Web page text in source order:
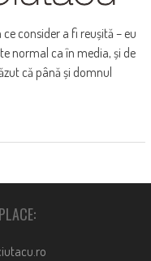
consider a fi reușită – eu
normal ca în media, și de
că până și domnul